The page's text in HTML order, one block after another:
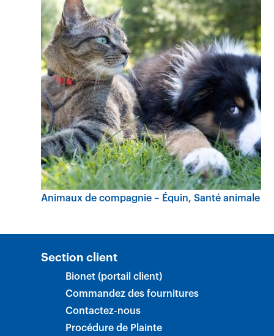
Animaux de compagnie – Équin Santé animale
Section client
Bionet (portail client)
Commandez des fournitures
Contactez-nous
Procédure de Plainte